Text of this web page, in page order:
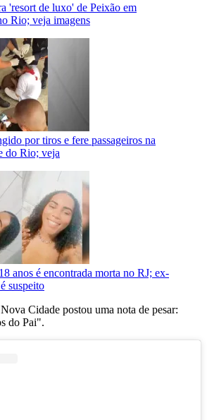
'resort de luxo' de Peixão em
Rio; veja imagens
por tiros e fere passageiros na
do Rio; veja
anos é encontrada morta no RJ; ex-
suspeito
Cidade postou uma nota de pesar:
do Pai".